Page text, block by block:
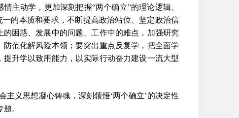
主动学，更加深刻把握“两个确立”的理论逻辑、
的本质和要求，不断提高政治站位、坚定政治信
困惑、发展中的问题、工作中的难点，加强研究
范化解风险本领；要突出重点反复学，把全面学
升学以致用能力，以实际行动奋力建设一流大型
义思想凝心铸魂，深刻领悟‘两个确立’的决定性
。